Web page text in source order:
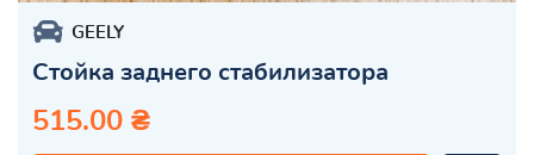
GEELY
Стойка заднего стабилизатора
515.00 ₴